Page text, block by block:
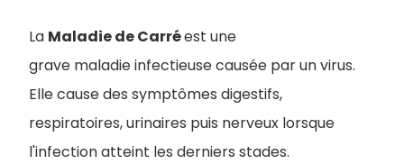
La Maladie de Carréest une
grave maladie infectieuse causée par un virus.
Elle cause des symptômes digestifs,
respiratoires, urinaires puis nerveux lorsque
l'infection atteint les derniers stades.